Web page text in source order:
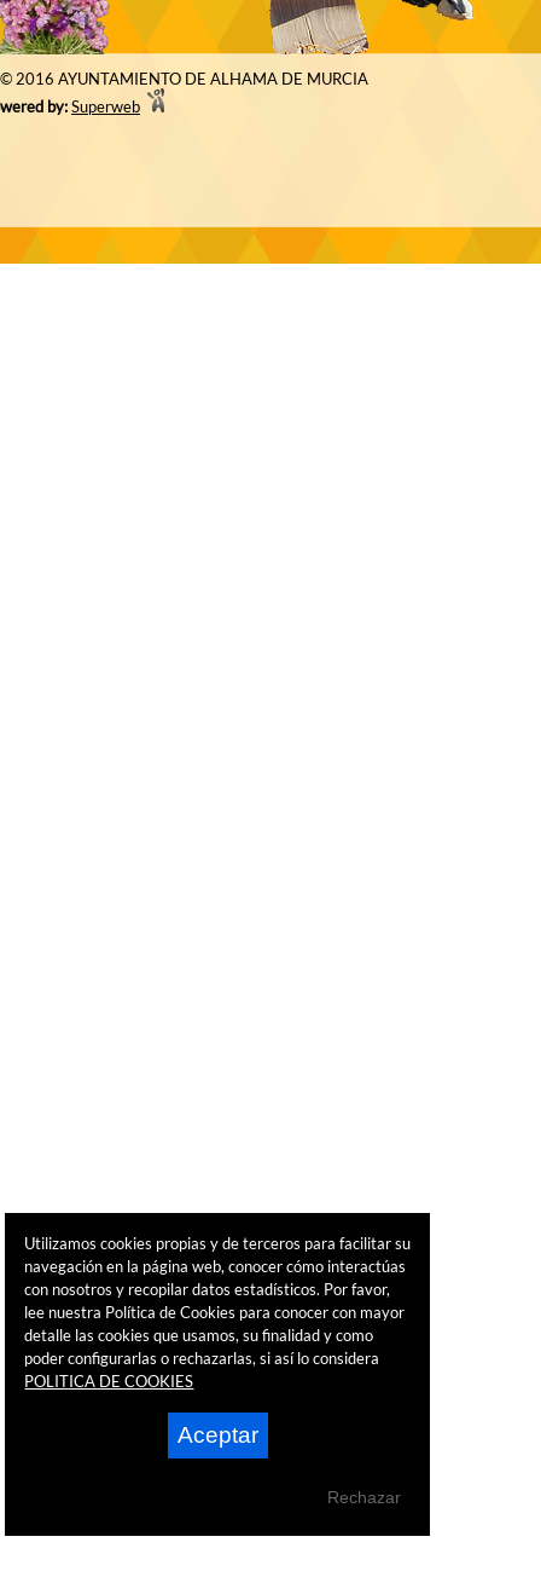
© 2016 AYUNTAMIENTO DE ALHAMA DE MURCIA
by:Superweb
Utilizamos cookies propias y de terceros para facilitar su
navegación en la página web, conocer cómo interactúas
con nosotros y recopilar datos estadísticos. Por favor,
lee nuestra Política de Cookies para conocer con mayor
detalle las cookies que usamos, su finalidad y como
poder configurarlas o rechazarlas, si así lo considera
POLITICA DE COOKIES
Aceptar
Rechazar